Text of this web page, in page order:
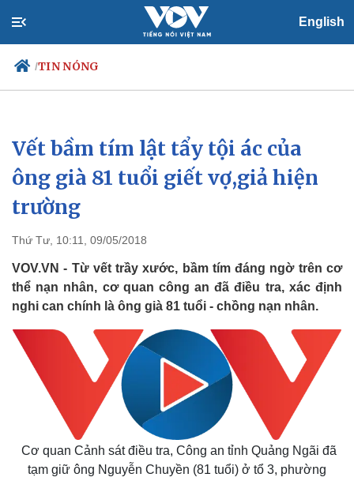
English
/TIN NÓNG
Chính trị
Đảng
Tổ chức nhân sự
Quốc hội
Nhận diện sự thật
Xã hội
Tin 24h
Dự báo thời tiết
Vết bầm tím lật tẩy tội ác của
ông già 81 tuổi giết vợ,giả hiện
trường
Thứ Tư, 10:11, 09/05/2018
VOV.VN - Từ vết trầy xước, bầm tím đáng ngờ trên cơ
thể nạn nhân, cơ quan công an đã điều tra, xác định
nghi can chính là ông già 81 tuổi - chồng nạn nhân.
Cơ quan Cảnh sát điều tra, Công an tỉnh Quảng Ngãi đã
tạm giữ ông Nguyễn Chuyền (81 tuổi) ở tổ 3, phường